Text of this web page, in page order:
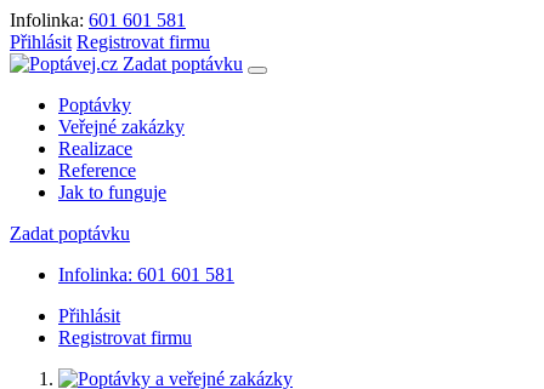
Infolinka: 601 601 581
Přihlásit Registrovat firmu
Zadat poptávku
Poptávky
Veřejné zakázky
Realizace
Reference
Jak to funguje
Zadat poptávku
Infolinka: 601 601 581
Přihlásit
Registrovat firmu